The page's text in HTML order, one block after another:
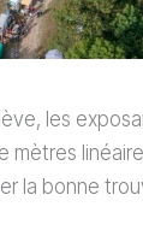
les
mètres
la bonne